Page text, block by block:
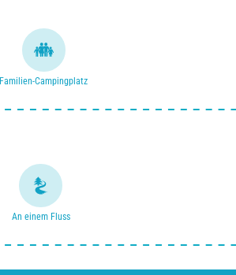
Familien-Campingplatz
An einem Fluss